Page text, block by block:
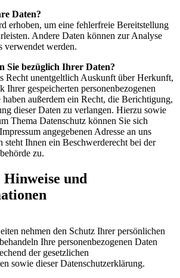
Daten?
erhoben, um eine fehlerfreie Bereitstellung
Andere Daten können zur Analyse
verwendet werden.
Sie bezüglich Ihrer Daten?
Recht unentgeltlich Auskunft über Herkunft,
Ihrer gespeicherten personenbezogenen
außerdem ein Recht, die Berichtigung,
dieser Daten zu verlangen. Hierzu sowie
Thema Datenschutz können Sie sich
angegebenen Adresse an uns
steht Ihnen ein Beschwerderecht bei der
zu.
Hinweise und
nehmen den Schutz Ihrer persönlichen
Ihre personenbezogenen Daten
der gesetzlichen
sowie dieser Datenschutzerklärung.